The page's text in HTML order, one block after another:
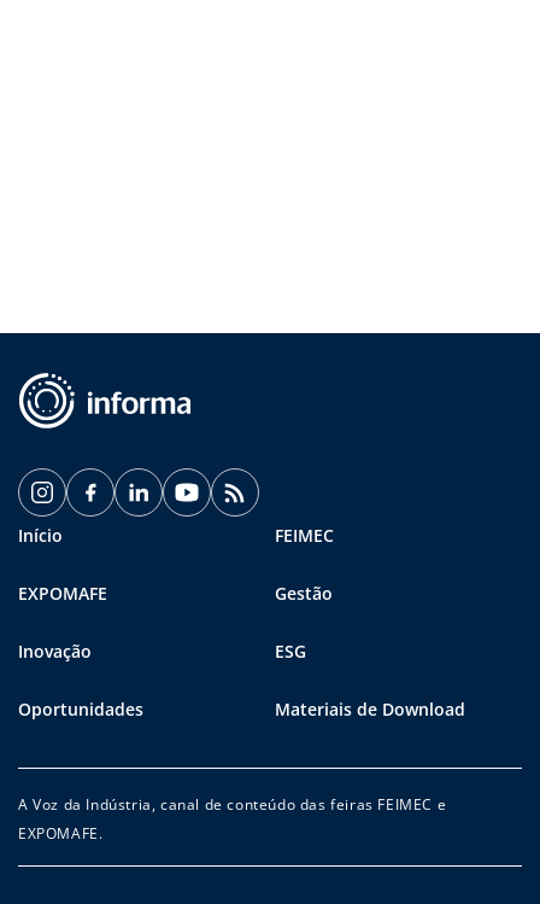
Início FEIMEC
EXPOMAFE Gestão
Inovação ESG
Oportunidades Materiais de Download
A Voz da Indústria, canal de conteúdo das feiras FEIMEC e
EXPOMAFE.